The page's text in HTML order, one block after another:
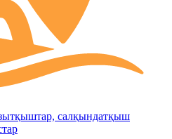
салқындатқыш